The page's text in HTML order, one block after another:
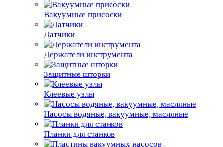
Вакуумные присоски
Датчики
Держатели инструмента
Защитные шторки
Клеевые узлы
Насосы водяные, вакуумные, масляные
Планки для станков